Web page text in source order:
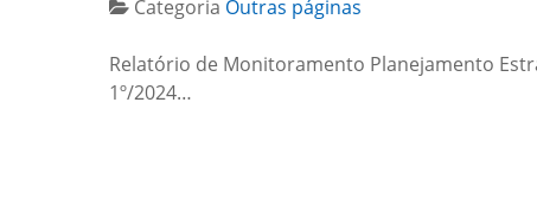
Categoria Outras páginas
Relatório de Monitoramento Planejamento
1º/2024…